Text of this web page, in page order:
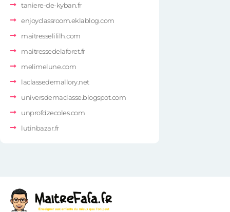
taniere-de-kyban.fr
enjoyclassroom.eklablog.com
maitresselililh.com
maitressedelaforet.fr
melimelune.com
laclassedemallory.net
universdemaclasse.blogspot.com
unprofdzecoles.com
lutinbazar.fr